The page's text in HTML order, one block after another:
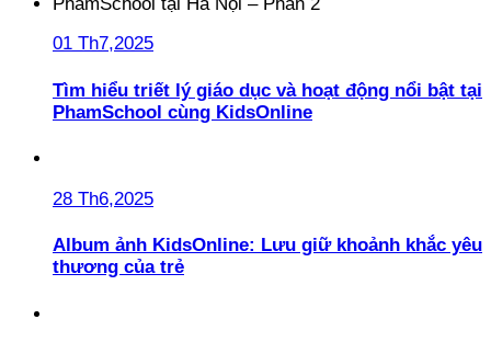
01 Th7,2025
Tìm hiểu triết lý giáo dục và hoạt động nổi bật tại
PhamSchool cùng KidsOnline
28 Th6,2025
Album ảnh KidsOnline: Lưu giữ khoảnh khắc yêu
thương của trẻ